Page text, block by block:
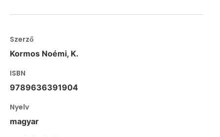
Szerző
Kormos Noémi, K.
ISBN
9789636391904
Nyelv
magyar